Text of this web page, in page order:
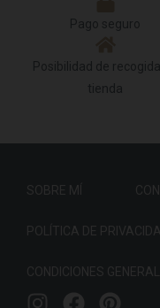
Pago seguro
Posibilidad de
tienda
SOBRE MÍ
POLÍTICA DE
CONDICIONES